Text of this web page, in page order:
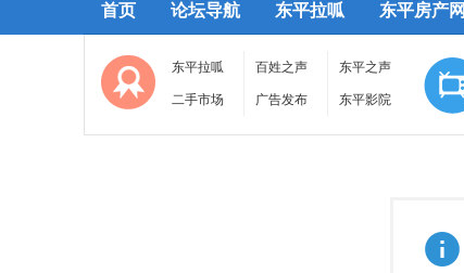
首页 论坛导航 东平拉呱 东平房产网
东平拉呱 百姓之声 东平之声
二手市场 广告发布 东平影院